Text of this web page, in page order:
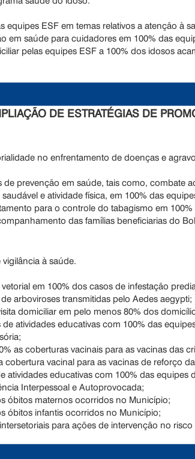
equipes ESF em temas relativos a atenção à
em saúde para cuidadores em 100% das
pelas equipes ESF a 100% dos idosos
DE ESTRATÉGIAS DE
no enfrentamento de doenças e
de prevenção em saúde, tais como, combate
e atividade física, em 100% das
para o controle do tabagismo em 100%
das famílias beneficiarias do
à saúde.
vetorial em 100% dos casos de infestação
arboviroses transmitidas pelo Aedes aegypti;
domiciliar em pelo menos 80% dos
de atividades educativas com 100% das
as coberturas vacinais para as vacinas das
cobertura vacinal para as vacinas de reforço
atividades educativas com 100% das
Interpessoal e Autoprovocada;
óbitos maternos ocorridos no Município;
óbitos infantis ocorridos no Município;
para ações de intervenção no risco